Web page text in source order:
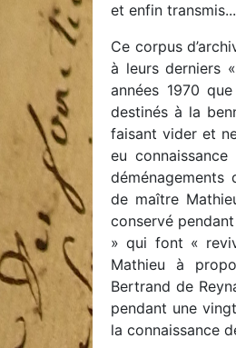
et enfin transmis...
Ce corpus
à leurs derniers
années 1970
destinés à la
faisant vider et
eu
déménagements
de maître
conservé
» qui font «
Mathieu à
Bertrand de
pendant une
la connaissance